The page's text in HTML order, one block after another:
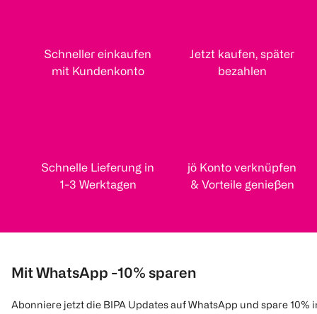
Schneller einkaufen
mit Kundenkonto
Jetzt kaufen, später
bezahlen
Schnelle Lieferung in
1-3 Werktagen
jö Konto verknüpfen
& Vorteile genießen
Mit WhatsApp -10% sparen
Abonniere jetzt die BIPA Updates auf WhatsApp und spare 10%